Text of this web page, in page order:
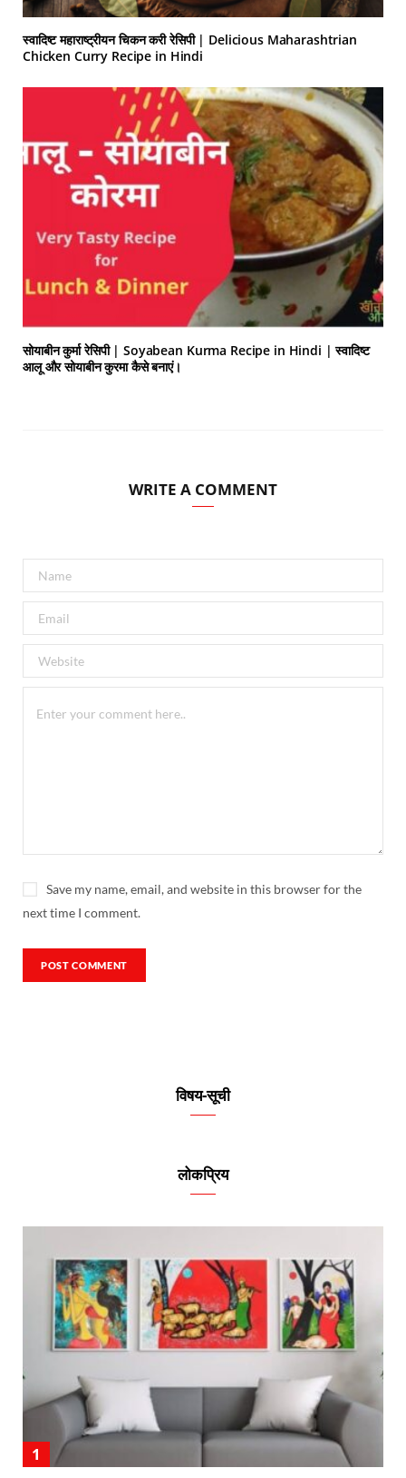
स्वादिष्ट महाराष्ट्रीयन चिकन करी रेसिपी | Delicious Maharashtrian
Chicken Curry Recipe in Hindi
सोयाबीन कुर्मा रेसिपी | Soyabean Kurma Recipe in Hindi | स्वादिष्ट
आलू और सोयाबीन कुरमा कैसे बनाएं।
WRITE A COMMENT
Save my name, email, and website in this browser for the
next time I comment.
विषय-सूची
लोकप्रिय